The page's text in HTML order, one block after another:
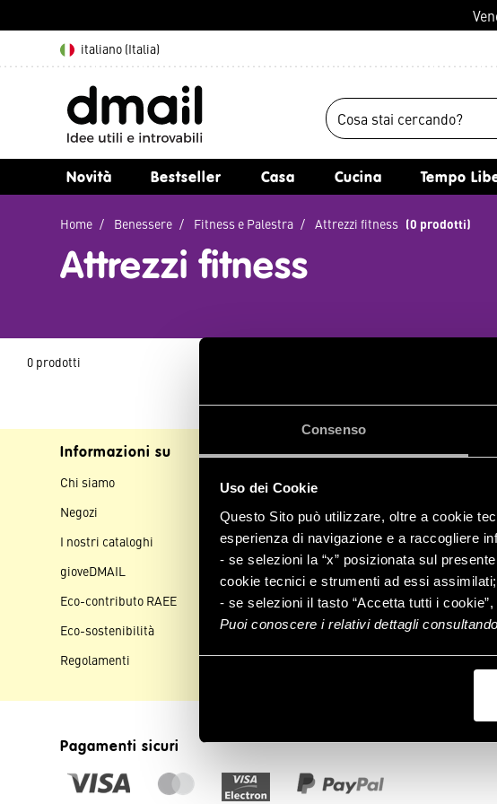
Consenso
Uso dei Cookie
Questo Sito può utilizzare, oltre a cookie
esperienza di navigazione e a raccogliere
- se selezioni la “x” posizionata sul
cookie tecnici e strumenti ad essi assimilati;
- se selezioni il tasto “Accetta tutti i
Puoi conoscere i relativi dettagli consultando
italiano (Italia)
Novità Bestseller Casa Cucina Tempo
Home Benessere Fitness e Palestra Attrezzi fitness (0 prodotti)
Attrezzi fitness
0 prodotti
Informazioni su
Chi siamo
Negozi
I nostri cataloghi
gioveDMAIL
Eco-contributo RAEE
Eco-sostenibilità
Regolamenti
Assistenza clienti
Contattaci
Spedizioni
Pagamenti
Aiuto e FAQ
Pagamenti sicuri